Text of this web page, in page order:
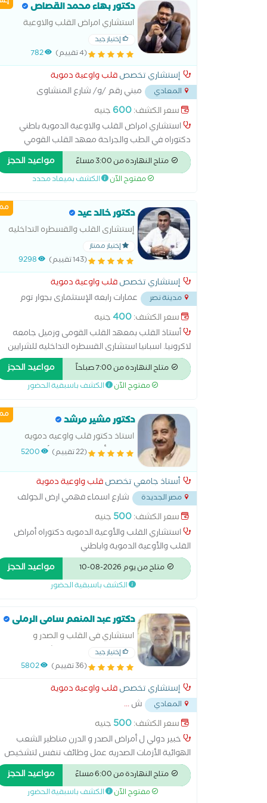
التشخيصية والعلاجية حالات المعقدة لامراض القلب
رسم القلب الطبيعي رسم القلب بالمجهود علاج ارتفاع
نسبة الدهون والكوليسترول فى الدم علاج قصور الشريان
التاجى علاج هبوط عضلة القلب متابعة النشاط
الروماتيزمي والحمى الروماتيزمية متابعة ما بعد التوسيع
وتركيب الدعمات لشرايين القلب مرض الشريان التاجي
دكتور بهاء محمد القصاص
استشاري امراض القلب والاوعية
الدموية باطني
إختيار جيد
(4 تقييم) 782
إستشاري تخصصقلب واوعية دموية
المعادي
مبني رقم /و/ شارع المنشاوى
متفرع من ...
سعر الكشف:600 جنيه
استشاري امراض القلب والاوعية الدموية باطني
دكتوراه في الطب والجراحة معهد القلب القومي
مستشفي مصر بالمنيل مستشفي جولدن هارت
بالمعادي متابعه حالات الضغط والسكر وارتفاع دهون
الدم وضعف عضله القلب واعتلال كهرباء القلب
متاح النهاردة من 3:00 مساءً مواعيد الحجز
مفتوح الآن الكشف بميعاد محدد
دكتور خالد عيد
إستشارى القلب والقسطره التداخليه
بمعهد القلب القومى
إختيار ممتاز
(143 تقييم) 9298
إستشاري تخصصقلب واوعية دموية
مدينة نصر
عمارات رابعه الإستثمارى بجوار توم
آند بصل على طريق النصر الرئيسى
سعر الكشف:400جنيه
أستاذ القلب بمعهد القلب القومى وزميل جامعه
لاكرونيا. اسبانيا استشارى القسطره التداخليه للشرايين
التاجيه بمستشفى هليوبوليس دكتوراه القلب والأوعية
الدمويه زمالة جامعة لاكرونيا. أسبانيا خبرة أكثر من 15
سنه فى إصلاح الشرايين التاجيه
متاح النهاردة من 7:00 صباحاً مواعيد الحجز
مفتوح الآن الكشف باسبقية الحضور
دكتور مشير مرشد
استاذ دكتور قلب واوعيه دمويه
دكتوراه أمراض القلب والأوعية الدموية
(22 تقييم) 5200
أستاذ جامعي تخصصقلب واوعية دموية
مصر الجديدة
شارع اسماء فهمي ارض الجولف
خلف...
سعر الكشف:500 جنيه
استشاري القلب والأوعية الدمويه دكتوراه أمراض
القلب والأوعية الدموية واباطني
متاح من يوم 2026-08-10 مواعيد الحجز
الكشف باسبقية الحضور
دكتور عبد المنعم سامى الرملى
استشاري فى القلب و الصدر و
الحساسية جامعه عين شمس
إختيار جيد
(36 تقييم) 5802
إستشاري تخصصقلب واوعية دموية
المعادي ش...
سعر الكشف:500 جنيه
خبير دولي ل أمراض الصدر و الدرن مناظير الشعب
الهوائية الأزمات الصدريه عمل وظائف تنفس لتشخيص
الأمراض الصدرية ضيق النفس الدرن الرئوي -علاج امراض
الضغط- علاج امراض شرايين القلب والهبوط- علاج
امراض السكر- وامراض روماتيزم القلب- متابعة
متاح النهاردة من 6:00 مساءً مواعيد الحجز
مفتوح الآن الكشف باسبقية الحضور